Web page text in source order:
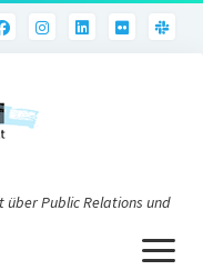
über Public Relations und
Menü
öffnen